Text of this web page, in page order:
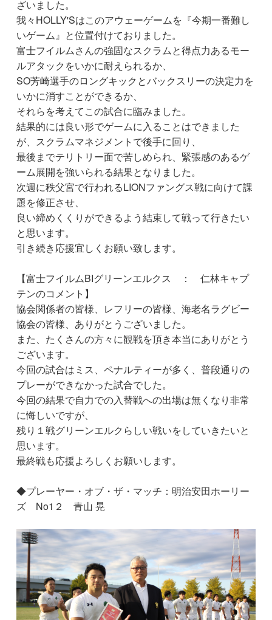
ざいました。
我々HOLLY'Sはこのアウェーゲームを『今期一番難し
いゲーム』と位置付けておりました。
富士フイルムさんの強固なスクラムと得点力あるモー
ルアタックをいかに耐えられるか、
SO芳崎選手のロングキックとバックスリーの決定力を
いかに消すことができるか、
それらを考えてこの試合に臨みました。
結果的には良い形でゲームに入ることはできました
が、スクラムマネジメントで後手に回り、
最後までテリトリー面で苦しめられ、緊張感のあるゲ
ーム展開を強いられる結果となりました。
次週に秩父宮で行われるLIONファングス戦に向けて課
題を修正させ、
良い締めくくりができるよう結束して戦って行きたい
と思います。
引き続き応援宜しくお願い致します。
【富士フイルムBIグリーンエルクス ： 仁林キャプ
テンのコメント】
協会関係者の皆様、レフリーの皆様、海老名ラグビー
協会の皆様、ありがとうございました。
また、たくさんの方々に観戦を頂き本当にありがとう
ございます。
今回の試合はミス、ペナルティーが多く、普段通りの
プレーができなかった試合でした。
今回の結果で自力での入替戦への出場は無くなり非常
に悔しいですが、
残り１戦グリーンエルクらしい戦いをしていきたいと
思います。
最終戦も応援よろしくお願いします。
◆プレーヤー・オブ・ザ・マッチ：明治安田ホーリー
ズ No1２ 青山 晃